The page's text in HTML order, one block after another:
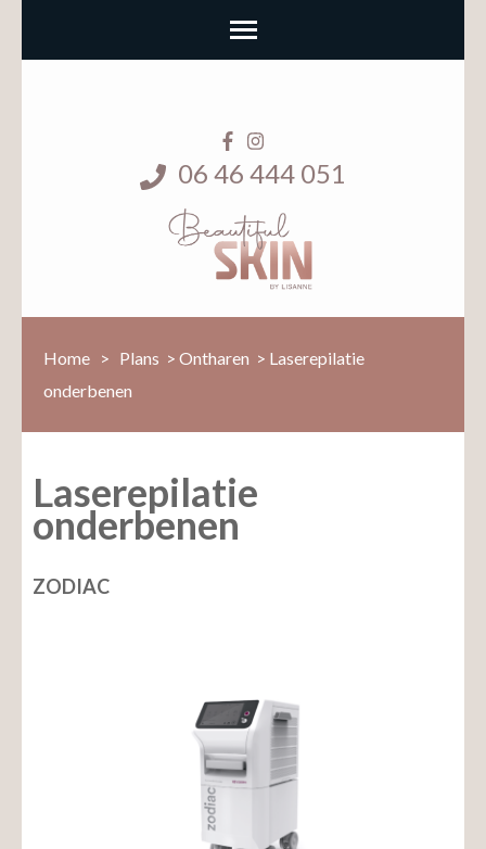
06 46 444 051
Home > Plans > Ontharen > Laserepilatie
onderbenen
Laserepilatie
onderbenen
ZODIAC